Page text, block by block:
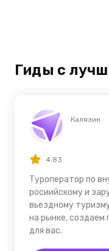
Гиды с
Калязин
4.83
Туроператор по
росиийскому и
вьездному
на рынке, создаем
для вас.